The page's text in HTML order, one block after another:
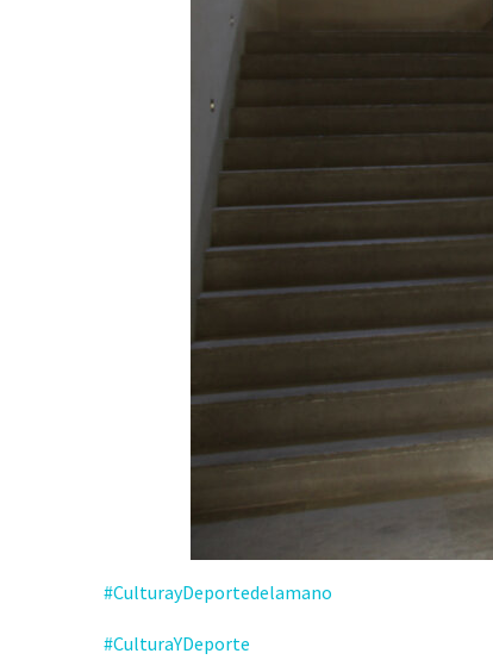
#CulturayDeportedelamano
#CulturaYDeporte